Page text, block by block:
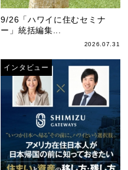
9/26「ハワイに住むセミナ
ー」統括編集...
2026.07.31
インタビュー